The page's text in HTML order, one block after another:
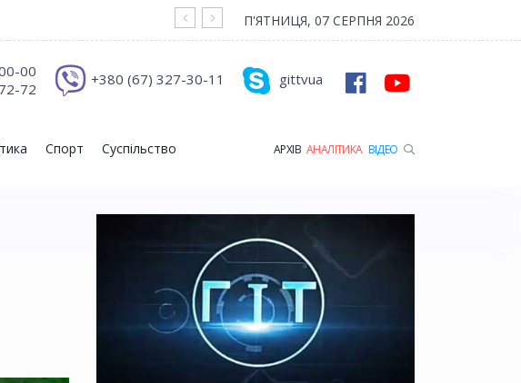
На війні загинув Герой з Рожищенської
П'ЯТНИЦЯ, 07 СЕРПНЯ 2026
gittvua
+380 (67) 327-30-11
00
72
Спорт Суспільство АРХІВ АНАЛІТИКА ВІДЕО